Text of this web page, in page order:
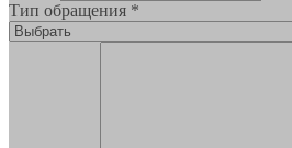
Тип обращения *